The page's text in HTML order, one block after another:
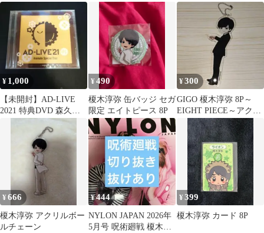
慶彦 Blu-Ray
ース
¥ 1,000
【未開封】AD‐LIVE
2021 特典DVD 森久保
祥太郎 榎木淳弥
¥490
榎木淳弥 缶バッジ セガ
限定 エイトピース 8P
¥300
GIGO 榎木淳弥 8P～
EIGHT PIECE～アクリ
ルキーホルダーVol.1
¥666
榎木淳弥 アクリルボー
ルチェーン
¥444
NYLON JAPAN 2026年
5月号 呪術廻戦 榎木淳
¥399
榎木淳弥 カード 8P